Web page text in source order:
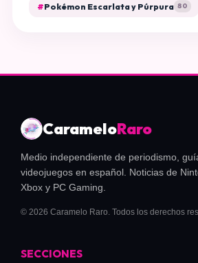
#Pokémon Escarlata y Púrpura 80
CarameloRaro
Medio independiente de periodismo,
videojuegos en español. Noticias de
Xbox y PC Gaming.
© 2026 Caramelo Raro. Todos los derechos
SECCIONES